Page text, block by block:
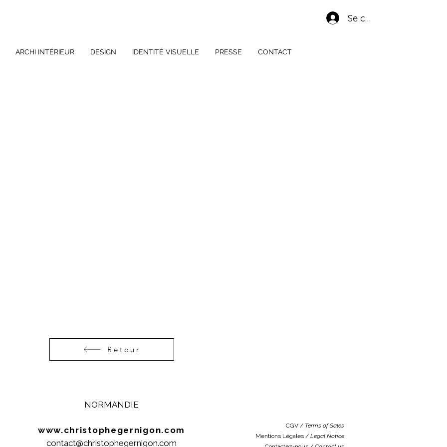
Se connecter
ARCHI INTÉRIEUR DESIGN IDENTITÉ VISUELLE PRESSE CONTACT
Retour
NORMANDIE
www.christophegernigon.com
contact@christophegernigon.com
CGV / Terms of Sales
Mentions Légales / Legal Notice